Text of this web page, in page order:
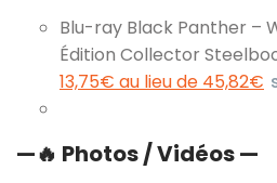
Blu-ray Black Panther –
Édition Collector
13,75€ au lieu de 45,82€
—🔥 Photos / Vidéos —